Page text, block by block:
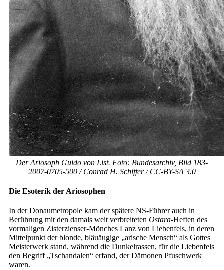
Der Ariosoph Guido von List. Foto: Bundesarchiv, Bild 183-
2007-0705-500 / Conrad H. Schiffer / CC-BY-SA 3.0
Die Esoterik der Ariosophen
In der Donaumetropole kam der spätere NS-Führer auch in
Berührung mit den damals weit verbreiteten Ostara-Heften des
vormaligen Zisterzienser-Mönches Lanz von Liebenfels, in deren
Mittelpunkt der blonde, bläuäugige „arische Mensch“ als Gottes
Meisterwerk stand, während die Dunkelrassen, für die Liebenfels
den Begriff „Tschandalen“ erfand, der Dämonen Pfuschwerk
waren.